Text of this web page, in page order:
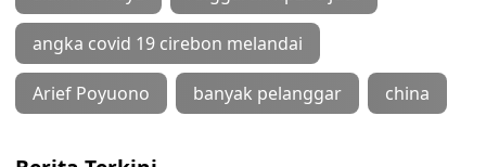
angka covid 19 cirebon melandai
Arief Poyuono banyak pelanggar china